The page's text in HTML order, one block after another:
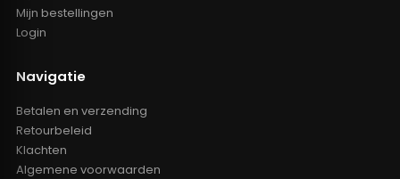
Mijn bestellingen
Login
Navigatie
Betalen en verzending
Retourbeleid
Klachten
Algemene voorwaarden